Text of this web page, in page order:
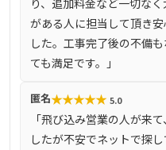
り、追加料金など一切な
がある人に担当して頂き
した。工事完了後の不備
ても満足です。」
匿名★★★★★ 5.0
「飛び込み営業の人が来
したが不安でネットで探